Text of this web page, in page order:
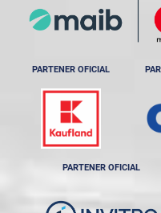
PARTENER OFICIAL
PARTENER OFICIAL